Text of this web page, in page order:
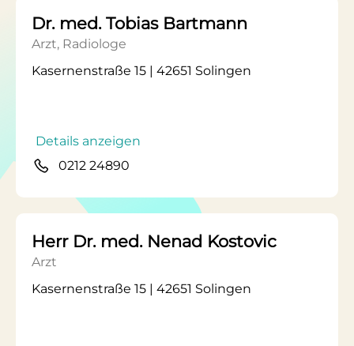
Dr. med. Tobias Bartmann
Arzt, Radiologe
Kasernenstraße 15 | 42651 Solingen
Details anzeigen
0212 24890
Herr Dr. med. Nenad Kostovic
Arzt
Kasernenstraße 15 | 42651 Solingen